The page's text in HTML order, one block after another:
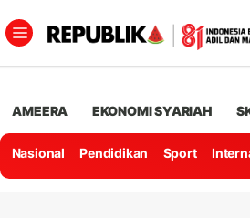
AMEERA EKONOMI SYARIAH
Nasional Pendidikan Sport